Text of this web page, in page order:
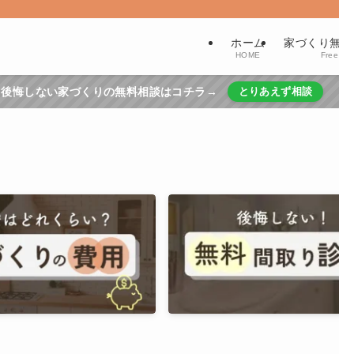
ホーム
HOME
家づくり
Free
後悔しない家づくりの無料相談はコチラ→ とりあえず相談